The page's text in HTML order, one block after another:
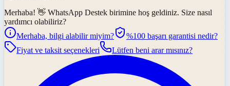
Merhaba! 👋 WhatsApp Destek birimine hoş geldiniz. Size nasıl
yardımcı olabiliriz?
Merhaba, bilgi alabilir miyim?
%100 başarı garantisi nedir?
Fiyat ve taksit seçenekleri
Lütfen beni arar mısınız?